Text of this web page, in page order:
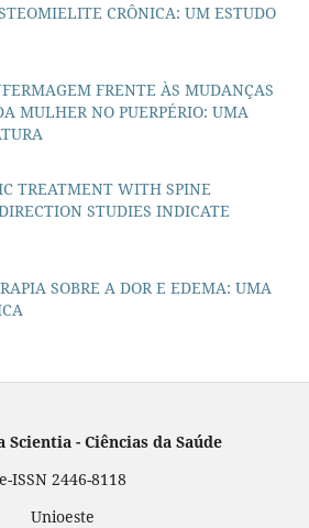
CRÔNICA: UM ESTUDO
FRENTE ÀS MUDANÇAS
MULHER NO PUERPÉRIO: UMA
TREATMENT WITH SPINE
STUDIES INDICATE
SOBRE A DOR E EDEMA: UMA
Scientia - Ciências da Saúde
e-ISSN 2446-8118
Unioeste